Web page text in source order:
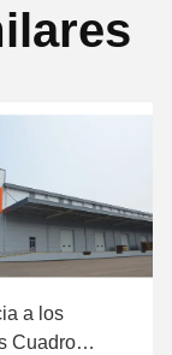
Marco
Edificio